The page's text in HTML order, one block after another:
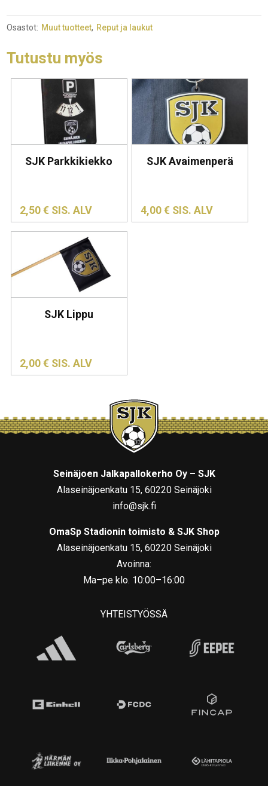
Osastot: Muut tuotteet, Reput ja laukut
Tutustu myös
SJK Parkkikiekko
2,50€ SIS. ALV
SJK Avaimenperä
4,00€ SIS. ALV
SJK Lippu
2,00€ SIS. ALV
Seinäjoen Jalkapallokerho Oy – SJK
Alaseinäjoenkatu 15, 60220 Seinäjoki
info@sjk.fi
OmaSp Stadionin toimisto & SJK Shop
Alaseinäjoenkatu 15, 60220 Seinäjoki
Avoinna:
Ma–pe klo. 10:00–16:00
YHTEISTYÖSSÄ